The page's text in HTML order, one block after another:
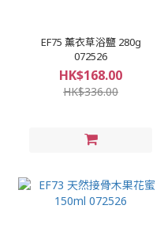
EF75 薰衣草浴鹽 280g
072526
HK$168.00
HK$336.00